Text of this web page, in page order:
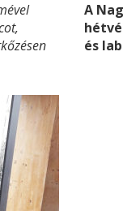
is
A
most
kell
A
és